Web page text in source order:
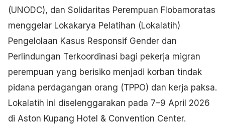
(UNODC), dan Solidaritas Perempuan Flobamoratas
menggelar Lokakarya Pelatihan (Lokalatih)
Pengelolaan Kasus Responsif Gender dan
Perlindungan Terkoordinasi bagi pekerja migran
perempuan yang berisiko menjadi korban tindak
pidana perdagangan orang (TPPO) dan kerja paksa.
Lokalatih ini diselenggarakan pada 7–9 April 2026
di Aston Kupang Hotel & Convention Center.